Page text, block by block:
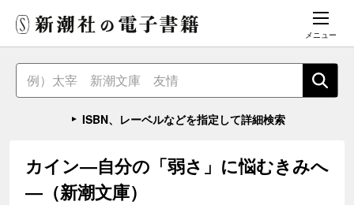
メニュー
ISBN、レーベルなどを指定して詳細検索
カイン―自分の「弱さ」に悩むきみへ
―（新潮文庫）